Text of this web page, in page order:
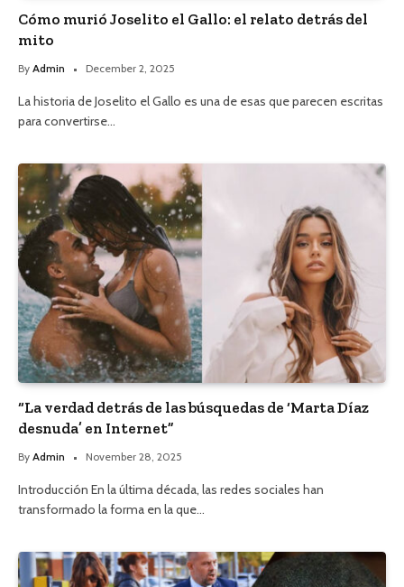
Cómo murió Joselito el Gallo: el relato detrás del
mito
By Admin December 2, 2025
La historia de Joselito el Gallo es una de esas que parecen escritas
para convertirse…
“La verdad detrás de las búsquedas de ‘Marta Díaz
desnuda’ en Internet”
By Admin November 28, 2025
Introducción En la última década, las redes sociales han
transformado la forma en la que…